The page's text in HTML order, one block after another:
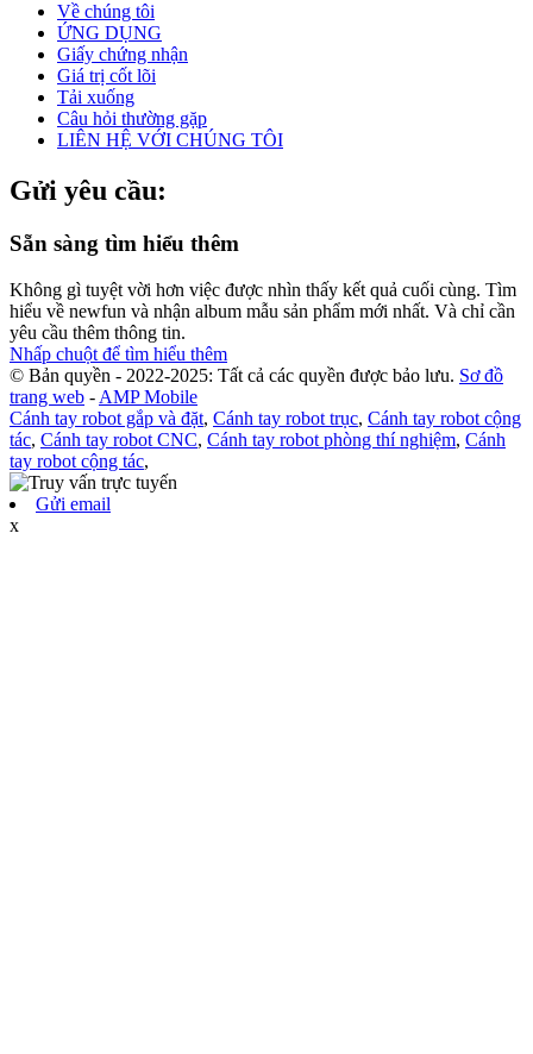
Về chúng tôi
ỨNG DỤNG
Giấy chứng nhận
Giá trị cốt lõi
Tải xuống
Câu hỏi thường gặp
LIÊN HỆ VỚI CHÚNG TÔI
Gửi yêu cầu:
Sẵn sàng tìm hiểu thêm
Không gì tuyệt vời hơn việc được nhìn thấy kết quả cuối cùng. Tìm
hiểu về newfun và nhận album mẫu sản phẩm mới nhất. Và chỉ cần
yêu cầu thêm thông tin.
Nhấp chuột để tìm hiểu thêm
© Bản quyền - 2022-2025: Tất cả các quyền được bảo lưu. Sơ đồ
trang web - AMP Mobile
Cánh tay robot gắp và đặt, Cánh tay robot trục, Cánh tay robot cộng
tác, Cánh tay robot CNC, Cánh tay robot phòng thí nghiệm, Cánh
tay robot cộng tác,
Gửi email
x